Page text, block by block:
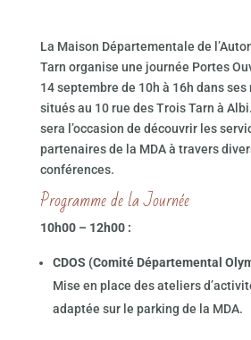
La Maison Départementale de
Tarn organise une journée Portes
14 septembre de 10h à 16h dans
situés au 10 rue des Trois Tarn à
sera l’occasion de découvrir les
partenaires de la MDA à travers
conférences.
Programme de la Journée
10h00 – 12h00 :
CDOS (Comité Départemental
Mise en place des ateliers
adaptée sur le parking de la MDA.